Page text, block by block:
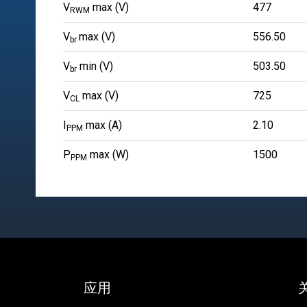
VRWM max (V) 477
Vbr max (V) 556.50
Vbr min (V) 503.50
VCL max (V) 725
PPM max (A) 2.10
P PPM max (W) 1500
应用